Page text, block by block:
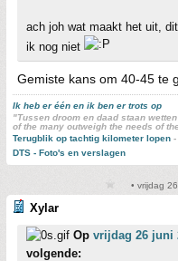
ach joh wat maakt het uit,
ik nog niet
Gemiste kans om 40-45 te
Ik heb er één en ik ben er trots op
"Tussen droom en daad staan
of the many outweigh the needs of
Terugblik op tachtig kilometer lopen -
DTS - Foto's en verslagen
• vrijdag
Xylar
Op vrijdag 26 juni
volgende: